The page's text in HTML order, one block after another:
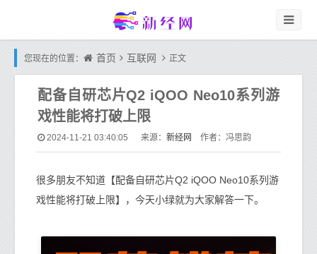
您现在的位置： 首页 互联网 正文
配备自研芯片Q2 iQOO Neo10系列游
戏性能将打破上限
2024-11-21 03:40:05 来源： 新经网 作者：冯思韵
很多朋友不知道【配备自研芯片Q2 iQOO Neo10系列游
戏性能将打破上限】，今天小绿就为大家解答一下。